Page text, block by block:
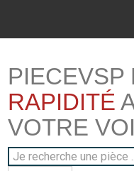
PIECEVSP
RAPIDITÉ
VOTRE